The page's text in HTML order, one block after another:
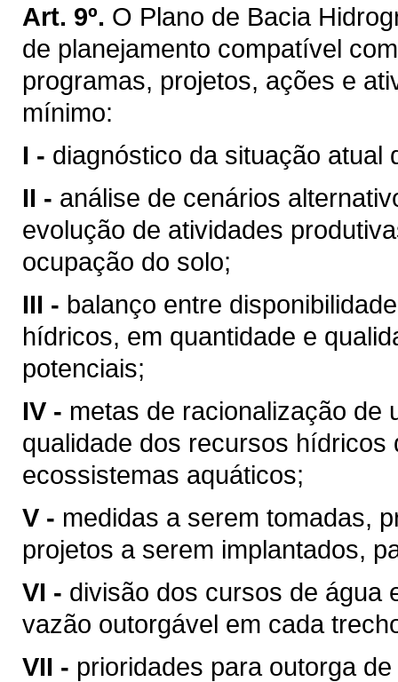
Art. 9º. O Plano de Bacia
de planejamento compatível
programas, projetos, ações e
mínimo:
I - diagnóstico da situação atual
II - análise de cenários
evolução de atividades
ocupação do solo;
III - balanço entre
hídricos, em quantidade e
potenciais;
IV - metas de racionalização de
qualidade dos recursos
ecossistemas aquáticos;
V - medidas a serem tomadas,
projetos a serem implantados,
VI - divisão dos cursos de água
vazão outorgável em cada
VII - prioridades para outorga